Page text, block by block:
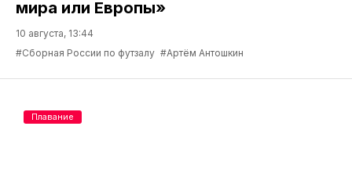
мира или Европы»
10 августа, 13:44
#Сборная России по футзалу #Артём Антошкин
Плавание